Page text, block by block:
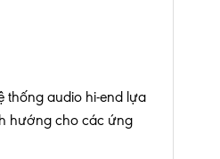
thống audio hi-end lựa
hướng cho các ứng